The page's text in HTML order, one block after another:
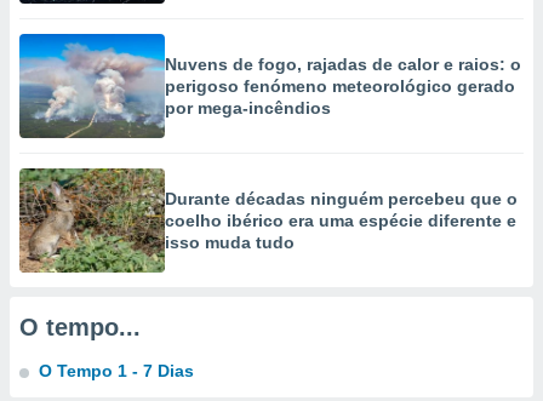
estudos
e
de
1199
Nuvens de fogo, rajadas de calor e raios: o
perigoso fenómeno meteorológico gerado
por mega-incêndios
Durante décadas ninguém percebeu que o
coelho ibérico era uma espécie diferente e
isso muda tudo
O tempo...
O Tempo 1 - 7 Dias